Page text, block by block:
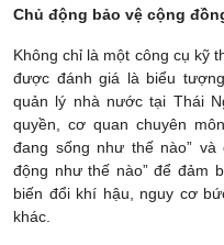
Chủ động bảo vệ cộng
Không chỉ là một công cụ kỹ
được đánh giá là biểu
quản lý nhà nước tại Thái
quyền, cơ quan chuyên
đang sống như thế nào”
động như thế nào” để đảm
biến đổi khí hậu, nguy cơ
khác.